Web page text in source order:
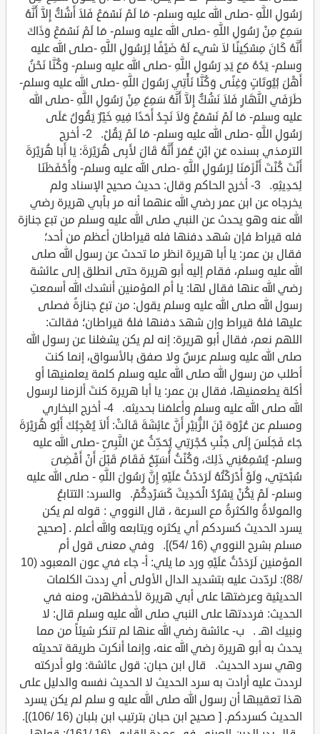
رَسُولِ اللَّهِ -صلى الله عليه وسلم- مَا لَمْ نَسْمَعْ فَلاَ أَشُكُّ إِلاَّ أَنَّهُ
سَمِعَ مِنْ رَسُولِ اللَّهِ -صلى الله عليه وسلم- مَا لَمْ نَسْمَعْ وَذَاكَ
أَنَّهُ كَانَ مِسْكِينًا لاَ شيء لَهُ ضَيْفًا لِرَسُولِ اللَّهِ -صلى الله عليه
وسلم- يَدُهُ مَعَ يَدِ رَسُولِ اللَّهِ -صلى الله عليه وسلم- وَكُنَّا نَحْنُ
أَهْلَ بُيُوتَاتٍ وَغِنًى وَكُنَّا نَأْتِي رَسُولَ اللَّهِ -صلى الله عليه وسلم-
طَرَفَي النَّهَارِ فَلاَ نَشُكُّ إِلاَّ أَنَّهُ سَمِعَ مِنْ رَسُولِ اللَّهِ -صلى الله
عليه وسلم- مَا لَمْ نَسْمَعْ وَلاَ نَجِدُ أَحَدًا فِيهِ خَيْرٌ يَقُولُ عَلَى
رَسُولِ اللَّهِ -صلى الله عليه وسلم- مَا لَمْ يَقُلْ. 2- أخرج
الترمذي بسنده عَنِ ابْنِ عُمَرَ أَنَّهُ قَالَ لأَبِى هُرَيْرَةَ: يَا أَبَا هُرَيْرَةَ
أَنْتَ كُنْتَ أَلْزَمَنَا لِرَسُولِ اللَّهِ -صلى الله عليه وسلم- وَأَحْفَظَنَا
لِحَدِيثِهِ. 3- أخرج الحاكم وقال: حديث صحيح الإسناد ولم
يخرجاه عن ابن عمر رضي الله عنهما أنه مر بأبي هريرة رضي
الله عنه وهو يحدث عن النبي صلى الله عليه وسلم من تبع جنازة
فله قيراط فإن شهد دفنها فله قيراطان أعظم من أحد؛
فقال بن عمر: يا أبا هريرة انظر ما تحدث عن رسول الله صلى
الله عليه وسلم، فقام إليه أبو هريرة حتى انطلق إلى عائشة
رضي الله عنها فقال لها: يا أم المؤمنين أنشدك الله أسمعتِ
رسول الله صلى الله عليه وسلم يقول: من تبعَ جنازةً فصلى
عليها فلهُ قيراط وإن شهدَ دفنها فلهُ قيراطان؛ فقالت:
اللهم نعم، فقال أبو هريرة: إنه لم يكن يشغلنا عن رسول الله
صلى الله عليه وسلم عرسٌ ولا صفق بالأسواق، إنما كنت
أطلب من رسولِ الله صلى الله عليه وسلم كلمة يعلمنيها أو
أكلة يطعمنيها، فقال بن عمر: يا أبا هريرة كنتَ ألزمنا لرسول
الله صلى الله عليه وسلم وأعلمَنا بحديثه. 4- أخرج البخاري
ومسلم عن عُرْوَة بْنَ الزُّبَيْرِ أَنَّ عَائِشَةَ قَالَتْ: أَلاَ يُعْجِبُكَ أَبُو هُرَيْرَةَ
جَاءَ فَجَلَسَ إِلَى جَنْبِ حُجْرَتِي يُحَدِّثُ عَنِ النَّبِىِّ -صلى الله عليه
وسلم- يُسْمِعُنِي ذَلِكَ، وَكُنْتُ أُسَبِّحُ فَقَامَ قَبْلَ أَنْ أَقْضِىَ
سُبْحَتِي، وَلَوْ أَدْرَكْتُهُ لَرَدَدْتُ عَلَيْهِ إِنَّ رَسُولَ اللَّهِ - صلى الله عليه
وسلم- لَمْ يَكُنْ يَسْرُدُ الْحَدِيثَ كَسَرْدِكُمْ. والسرد: التتابعُ
والمولاةُ والكثرةُ مع السرعة ، قال النووي : قوله لم يكن
يسرد الحديث كسردكم أي يكثره ويتابعه والله أعلم . [صحيح
مسلم بشرح النووي (16 /54)]. وفي معنى قول أم
المؤمنين لَرَدَدْتُ عَلَيْهِ ورد ما يلي: أ- جاء في عون المعبود (10
/88): لردّدت عليه بتشديد الدال الأولى أي رددت الكلمات
الحديثية وعرضتها على أبي هريرة لأحفظهن، ومنه في
الحديث: فرددتها على النبي صلى الله عليه وسلم قال: لا
ونبيك اهـ . ب- عائشة رضي الله عنها لم تنكر شيئاً من مما
يحدث به أبو هريرة رضي الله عنه، وإنما أنكرت طريقة تحديثه
وهي سرد الحديث. قال ابن حبان: قول عائشة: ولو أدركته
لرددت عليه أرادت به سرد الحديث لا الحديث نفسه والدليل على
هذا تعقيبها أن رسول الله صلى الله عليه و سلم لم يكن يسرد
الحديث كسردكم. [ صحيح ابن حبان بترتيب ابن بلبان (16 /106)].